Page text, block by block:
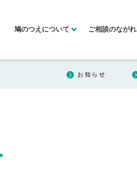
鳩のつえについて ご相談のながれ
お知らせ